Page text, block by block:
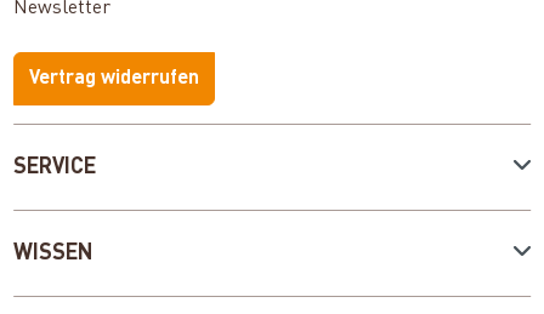
SERVICE
WISSEN
Newsletter
Vertrag widerrufen